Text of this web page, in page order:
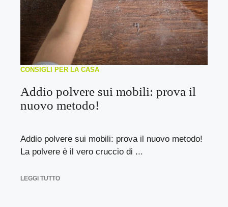
CONSIGLI PER LA CASA
Addio polvere sui mobili: prova il
nuovo metodo!
Addio polvere sui mobili: prova il nuovo metodo!
La polvere è il vero cruccio di ...
LEGGI TUTTO